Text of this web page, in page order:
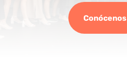
Conócenos